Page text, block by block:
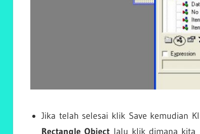
Jika telah selesai klik Save kemudian
Rectangle Object lalu klik dimana kita